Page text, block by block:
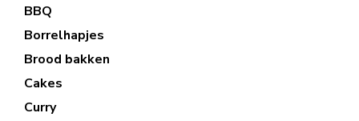
BBQ
Borrelhapjes
Brood bakken
Cakes
Curry